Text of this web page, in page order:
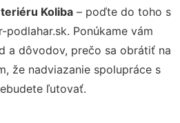
Koliba– poďte do toho s
podlahar.sk. Ponúkame vám
a dôvodov, prečo sa obrátiť na
že nadviazanie spolupráce s
ľutovať.